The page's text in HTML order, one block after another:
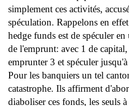
simplement ces activités,
spéculation. Rappelons en
hedge funds est de spéculer
de l'emprunt: avec 1 de
emprunter 3 et spéculer
Pour les banquiers un tel
catastrophe. Ils affirment
diaboliser ces fonds, les seuls